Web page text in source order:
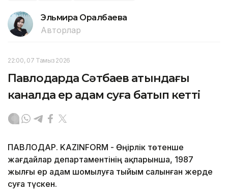
Эльмира Оралбаева
Авторлар
22:00, 07 Тамыз 2026
Павлодарда Сәтбаев атындағы
каналда ер адам суға батып кетті
ПАВЛОДАР. KAZINFORM - Өңірлік төтенше
жағдайлар департаментінің ақпарынша, 1987
жылғы ер адам шомылуға тыйым салынған жерде
суға түскен.